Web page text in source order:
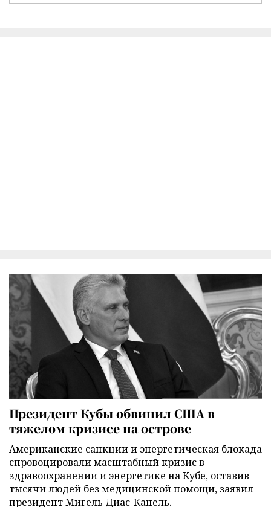
Президент Кубы обвинил США в
тяжелом кризисе на острове
Американские санкции и энергетическая блокада
спровоцировали масштабный кризис в
здравоохранении и энергетике на Кубе, оставив
тысячи людей без медицинской помощи, заявил
президент Мигель Диас-Канель.